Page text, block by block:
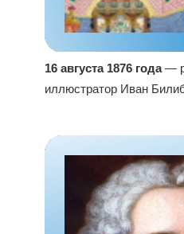
16 августа 1876 года—
иллюстратор Иван